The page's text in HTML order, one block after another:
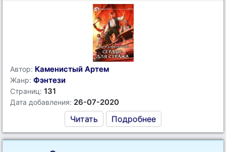
Автор: Каменистый Артем
Жанр: Фэнтези
Страниц: 131
Дата добавления: 26-07-2020
Читать Подробнее